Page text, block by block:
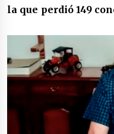
la que perdió 149